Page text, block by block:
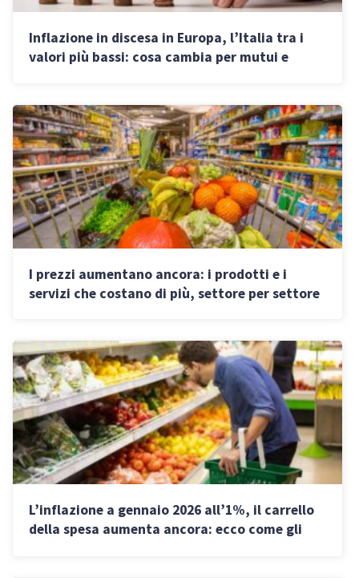
Inflazione in discesa in Europa, l’Italia tra i
valori più bassi: cosa cambia per mutui e
I prezzi aumentano ancora: i prodotti e i
servizi che costano di più, settore per settore
L’inflazione a gennaio 2026 all’1%, il carrello
della spesa aumenta ancora: ecco come gli